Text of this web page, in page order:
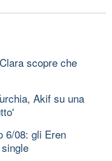
scopre che
Akif su una
6/08: gli Eren